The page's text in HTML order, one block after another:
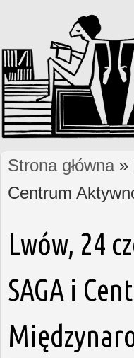
Jesteś tutaj
Strona główna»
Centrum
Lwów, 24
SAGA i